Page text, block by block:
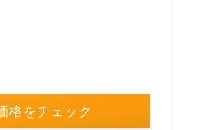
格をチェック